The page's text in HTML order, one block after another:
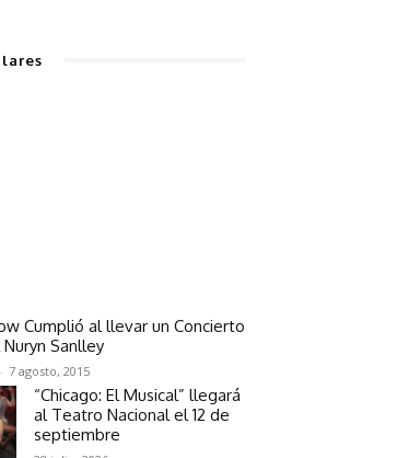
Cumplió al llevar un Concierto
Sanlley
- 7 agosto, 2015
“Chicago: El Musical” llegará
al Teatro Nacional el 12 de
septiembre